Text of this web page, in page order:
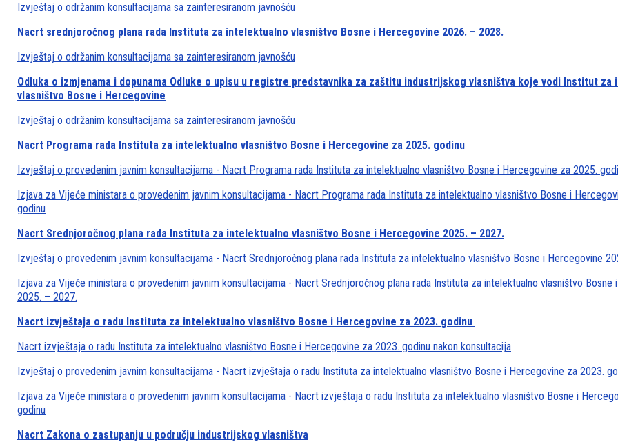
Izvještaj o održanim konsultacijama sa zainteresiranom javnošću
Nacrt srednjoročnog plana rada Instituta za intelektualno vlasništvo Bosne i Hercegovine 2026. – 2028.
Izvještaj o održanim konsultacijama sa zainteresiranom javnošću
Odluka o izmjenama i dopunama Odluke o upisu u registre predstavnika za zaštitu industrijskog vlasništva koje vodi Institut za
vlasništvo Bosne i Hercegovine
Izvještaj o održanim konsultacijama sa zainteresiranom javnošću
Nacrt Programa rada Instituta za intelektualno vlasništvo Bosne i Hercegovine za 2025. godinu
Izvještaj o provedenim javnim konsultacijama - Nacrt Programa rada Instituta za intelektualno vlasništvo Bosne i Hercegovine za 2025.
Izjava za Vijeće ministara o provedenim javnim konsultacijama - Nacrt Programa rada Instituta za intelektualno vlasništvo Bosne i
godinu
Nacrt Srednjoročnog plana rada Instituta za intelektualno vlasništvo Bosne i Hercegovine 2025. – 2027.
Izvještaj o provedenim javnim konsultacijama - Nacrt Srednjoročnog plana rada Instituta za intelektualno vlasništvo Bosne i Hercegovine
Izjava za Vijeće ministara o provedenim javnim konsultacijama - Nacrt Srednjoročnog plana rada Instituta za intelektualno vlasništvo Bosne
2025. – 2027.
Nacrt izvještaja o radu Instituta za intelektualno vlasništvo Bosne i Hercegovine za 2023. godinu
Nacrt izvještaja o radu Instituta za intelektualno vlasništvo Bosne i Hercegovine za 2023. godinu nakon konsultacija
Izvještaj o provedenim javnim konsultacijama - Nacrt izvještaja o radu Instituta za intelektualno vlasništvo Bosne i Hercegovine za 2023.
Izjava za Vijeće ministara o provedenim javnim konsultacijama - Nacrt izvještaja o radu Instituta za intelektualno vlasništvo Bosne i
godinu
Nacrt Zakona o zastupanju u području industrijskog vlasništva